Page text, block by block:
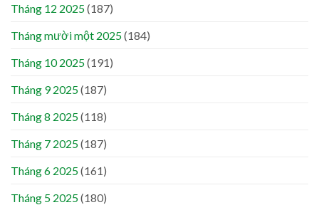
Tháng 12 2025(187)
Tháng mười một 2025(184)
Tháng 10 2025(191)
Tháng 9 2025(187)
Tháng 8 2025(118)
Tháng 7 2025(187)
Tháng 6 2025(161)
Tháng 5 2025(180)